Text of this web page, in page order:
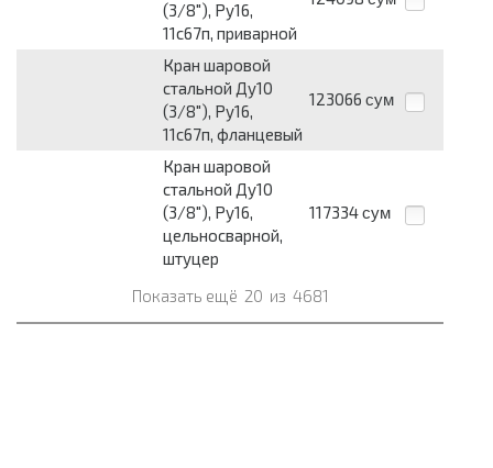
(3/8"), Ру16,
11с67п, приварной
Кран шаровой
стальной Ду10
(3/8"), Ру16,
11с67п, фланцевый
123066 сум
Кран шаровой
стальной Ду10
(3/8"), Ру16,
цельносварной,
штуцер
117334 сум
Показать ещё 20 из 4681